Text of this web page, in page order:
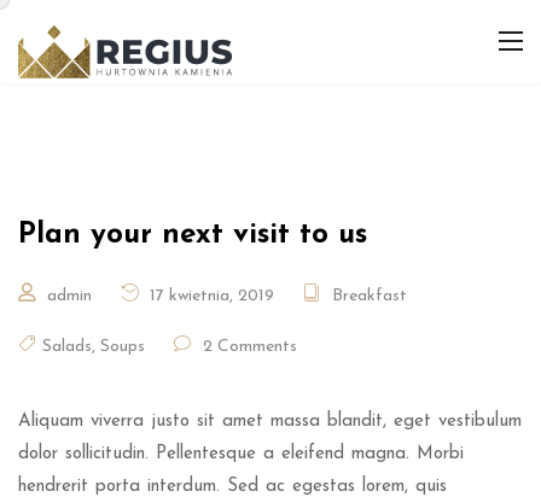
Plan your next visit to us
admin 17 kwietnia, 2019 Breakfast
Salads, Soups 2 Comments
Aliquam viverra justo sit amet massa blandit, eget vestibulum
dolor sollicitudin. Pellentesque a eleifend magna. Morbi
hendrerit porta interdum. Sed ac egestas lorem, quis